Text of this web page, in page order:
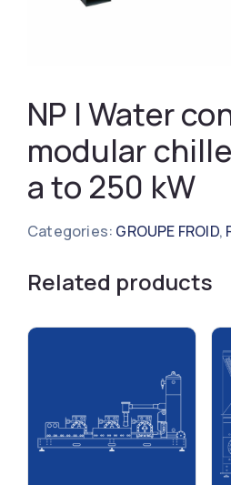
NP | Water
modular
a to 250 kW
Categories: GROUPE FROID,
Related products